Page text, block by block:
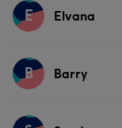
Prestations
E Elvana
Prestations
B Barry
Prestations